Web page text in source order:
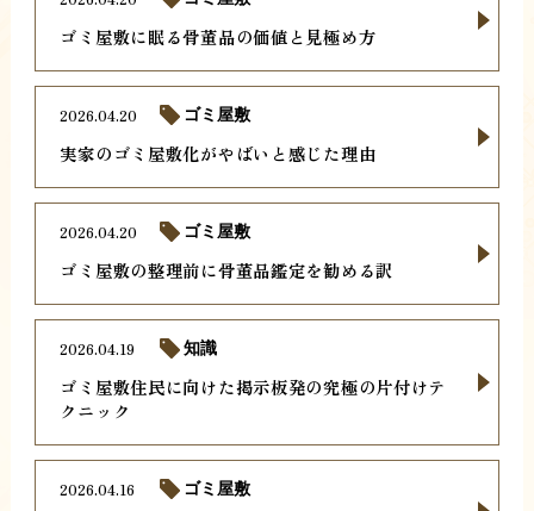
ゴミ屋敷に眠る骨董品の価値と見極め方
実家のゴミ屋敷化がやばいと感じた理由
2026.04.20 ゴミ屋敷
ゴミ屋敷の整理前に骨董品鑑定を勧める訳
2026.04.20 ゴミ屋敷
ゴミ屋敷住民に向けた掲示板発の究極の片付けテ
クニック
2026.04.19 知識
2026.04.16 ゴミ屋敷